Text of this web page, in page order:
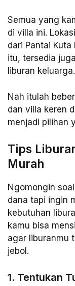
Semua yang
di villa ini.
dari Pantai
itu, tersedia
liburan keluarga.
Nah itulah
dan villa keren
menjadi pilihan
Tips
Murah
Ngomongin
dana tapi ingin
kebutuhan
kamu bisa
agar liburanmu
jebol.
1. Tentukan